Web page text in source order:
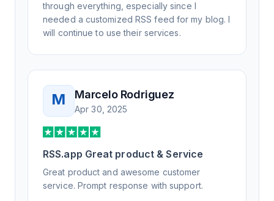
through everything, especially since I
needed a customized RSS feed for my blog. I
will continue to use their services.
M Marcelo Rodriguez
Apr 30, 2025
RSS.app Great product & Service
Great product and awesome customer
service. Prompt response with support.